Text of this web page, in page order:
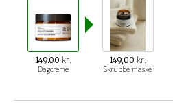
149.00 kr.
Dagcreme
149,00 kr.
Skrubbe maske